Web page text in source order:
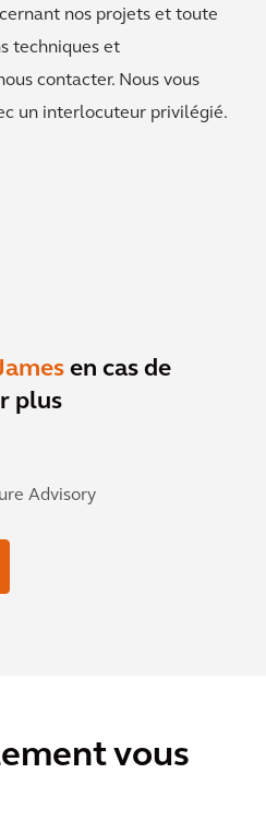
nos projets et toute
techniques et
contacter. Nous vous
un interlocuteur privilégié.
en cas de
plus
Advisory
vous